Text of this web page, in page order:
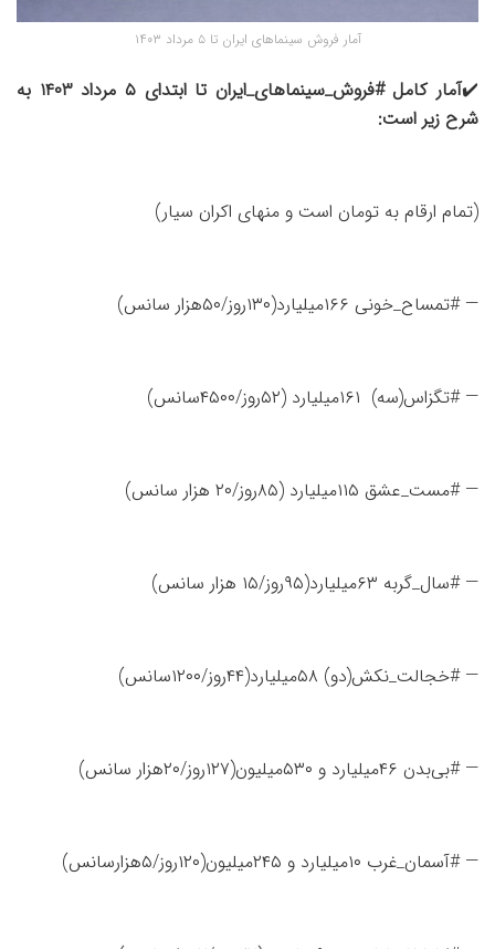
آمار فروش سینماهای ایران تا ۵ مرداد ۱۴۰۳
✔️
آمار کامل #فروش_سینماهای_ایران تا ابتدای ۵ مرداد ۱۴۰۳ به
شرح زیر است:
(تمام ارقام به تومان است و منهای اکران سیار)
— #تمساح_خونی ۱۶۶میلیارد(۱۳۰روز/۵۰هزار سانس)
— #تگزاس(سه) ۱۶۱میلیارد (۵۲روز/۴۵۰۰سانس)
— #مست_عشق ۱۱۵میلیارد (۸۵روز/۲۰ هزار سانس)
— #سال_گربه ۶۳میلیارد(۹۵روز/۱۵ هزار سانس)
— #خجالت_نکش(دو) ۵۸میلیارد(۴۴روز/۱۲۰۰سانس)
— #بی‌بدن ۴۶میلیارد و ۵۳۰میلیون(۱۲۷روز/۲۰هزار سانس)
— #آسمان_غرب ۱۰میلیارد و ۲۴۵میلیون(۱۲۰روز/۵هزارسانس)